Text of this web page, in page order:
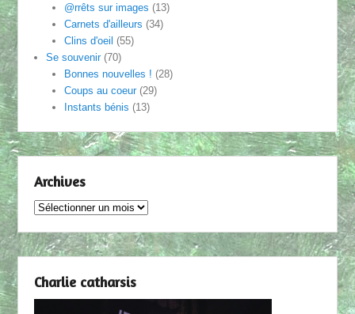
@rrêts sur images (13)
Carnets d'ailleurs (34)
Clins d'oeil (55)
Se souvenir(70)
Bonnes nouvelles ! (28)
Coups au coeur(29)
Instants bénis (13)
Archives
Archives
Charlie catharsis